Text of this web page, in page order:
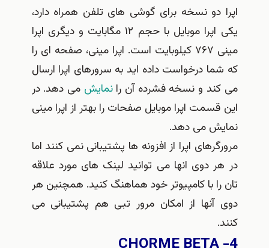
دو نسخه برای گوشی های تلفن همراه دارد،
یکی اپرا موبایل با حجم ۱۲ مگابایت و دیگری اپرا
مینی ۷۶۷ کیلوبایت است. اپرا مینی، صفحه ای را
درخواست داده اید به سرورهای اپرا ارسال
و نسخه فشرده آن رانمایشمی دهد. در
اپرا موبایل صفحات را بهتر از اپرا مینی
می دهد.
اپرا از افزونه ها پشتیبانی نمی کنند اما
دوی انها می توانید لینک های مورد علاقه
با کامپیوتر خود هماهنگ کنید. همچنین هر
از امکان مرور تبی هم پشتیبانی می